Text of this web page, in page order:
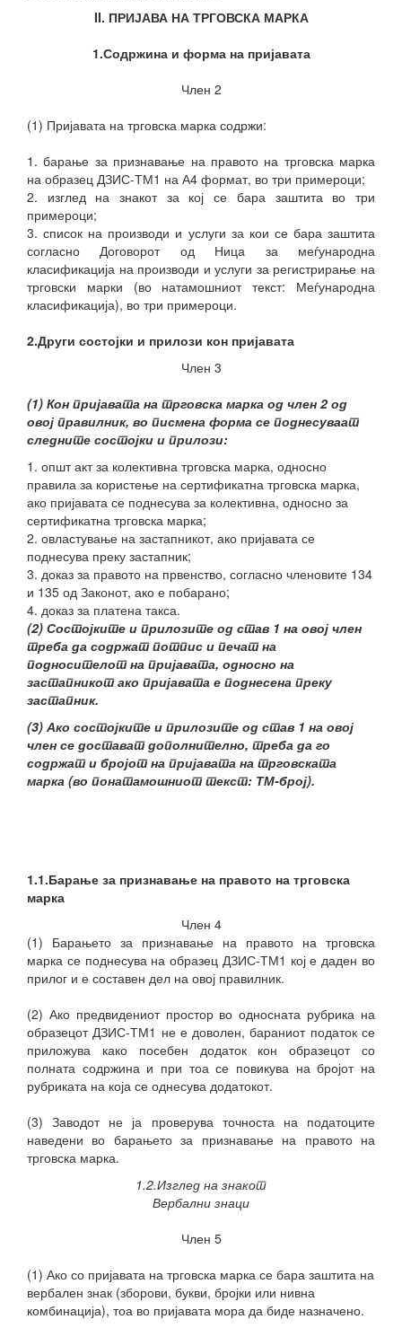
II. ПРИЈАВА НА ТРГОВСКА МАРКА
1.Содржина и форма на пријавата
Член 2
(1) Пријавата на трговска марка содржи:
1. барање за признавање на правото на трговска марка
на образец ДЗИС-ТМ1 на А4 формат, во три примероци;
2. изглед на знакот за кој се бара заштита во три
примероци;
3. список на производи и услуги за кои се бара заштита
согласно Договорот од Ница за меѓународна
класификација на производи и услуги за регистрирање на
трговски марки (во натамошниот текст: Меѓународна
класификација), во три примероци.
2.Други состојки и прилози кон пријавата
Член 3
(1) Кон пријавата на трговска марка од член 2 од
овој правилник, во писмена форма се поднесуваат
следните состојки и прилози:
1. општ акт за колективна трговска марка, односно
правила за користење на сертификатна трговска марка,
ако пријавата се поднесува за колективна, односно за
сертификатна трговска марка;
2. овластување на застапникот, ако пријавата се
поднесува преку застапник;
3. доказ за правото на првенство, согласно членовите 134
и 135 од Законот, ако е побарано;
4. доказ за платена такса.
(2) Состојките и прилозите од став 1 на овој член
треба да содржат потпис и печат на
подносителот на пријавата, односно на
застапникот ако пријавата е поднесена преку
застапник.
(3) Ако состојките и прилозите од став 1 на овој
член се достават дополнително, треба да го
содржат и бројот на пријавата на трговската
марка (во понатамошниот текст: ТМ-број).
1.1.Барање за признавање на правото на трговска
марка
Член 4
(1) Барањето за признавање на правото на трговска
марка се поднесува на образец ДЗИС-ТМ1 кој е даден во
прилог и е составен дел на овој правилник.
(2) Ако предвидениот простор во односната рубрика на
образецот ДЗИС-ТМ1 не е доволен, бараниот податок се
приложува како посебен додаток кон образецот со
полната содржина и при тоа се повикува на бројот на
рубриката на која се однесува додатокот.
(3) Заводот не ја проверува точноста на податоците
наведени во барањето за признавање на правото на
трговска марка.
1.2.Изглед на знакот
Вербални знаци
Член 5
(1) Ако со пријавата на трговска марка се бара заштита на
вербален знак (зборови, букви, бројки или нивна
комбинација), тоа во пријавата мора да биде назначено.